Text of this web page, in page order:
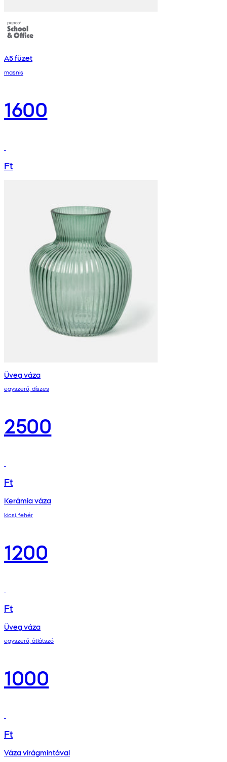
A5 füzet
masnis
1600
Ft
Üveg váza
egyszerű, díszes
2500
Ft
Kerámia váza
kicsi, fehér
1200
Ft
Üveg váza
egyszerű, átlátszó
1000
Ft
Váza virágmintával